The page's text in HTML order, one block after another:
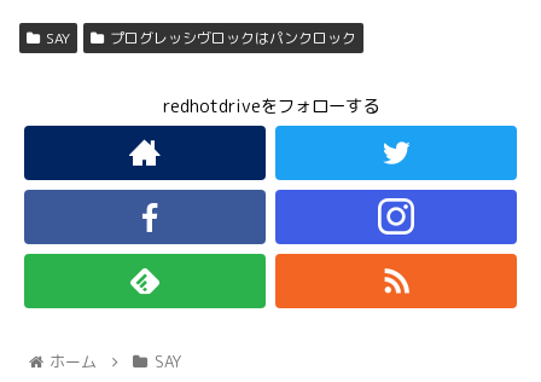
SAY プログレッシヴロックはパンクロック
redhotdriveをフォローする
ホーム SAY